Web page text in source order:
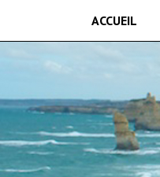
ACCUEIL